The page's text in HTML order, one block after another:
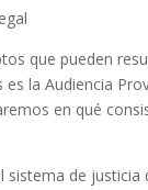
que pueden
la Audiencia
en qué
de justicia